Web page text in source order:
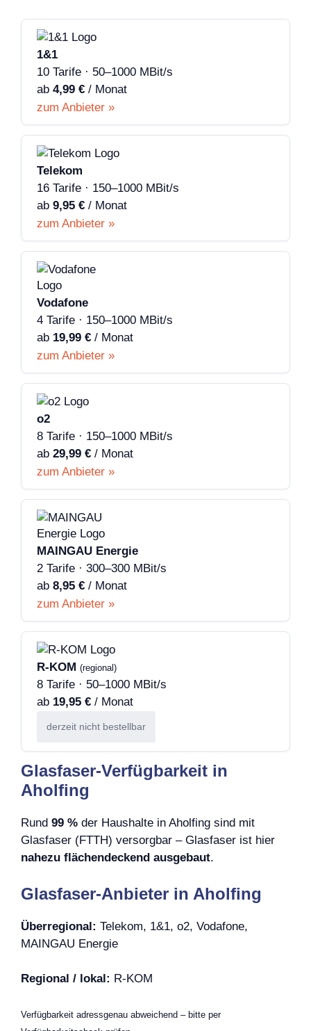
1&1
10 Tarife · 50–1000 MBit/s
ab 4,99 € / Monat
zum Anbieter »
Telekom
16 Tarife · 150–1000 MBit/s
ab 9,95 € / Monat
zum Anbieter »
Vodafone
4 Tarife · 150–1000 MBit/s
ab 19,99 € / Monat
zum Anbieter »
o2
8 Tarife · 150–1000 MBit/s
ab 29,99 € / Monat
zum Anbieter »
MAINGAU Energie
2 Tarife · 300–300 MBit/s
ab 8,95 € / Monat
zum Anbieter »
R-KOM (regional)
8 Tarife · 50–1000 MBit/s
ab 19,95 € / Monat
derzeit nicht bestellbar
Glasfaser-Verfügbarkeit in
Aholfing
Rund 99 % der Haushalte in Aholfing sind mit
Glasfaser (FTTH) versorgbar – Glasfaser ist hier
nahezu flächendeckend ausgebaut.
Glasfaser-Anbieter in Aholfing
Überregional: Telekom, 1&1, o2, Vodafone,
MAINGAU Energie
Regional / lokal: R-KOM
Verfügbarkeit adressgenau abweichend – bitte per